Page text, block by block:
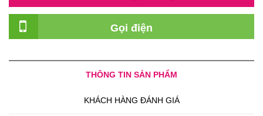
Gọi điện
THÔNG TIN SẢN PHẨM
KHÁCH HÀNG ĐÁNH GIÁ